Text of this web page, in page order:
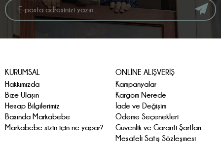
KURUMSAL
Hakkımızda
Bize Ulaşın
Hesap Bilgilerimiz
Basında Markabebe
Markabebe sizin için ne yapar?
ONLİNE ALIŞVERİŞ
Kampanyalar
Kargom Nerede
İade ve Değişim
Ödeme Seçenekleri
Güvenlik ve Garanti Şartları
Mesafeli Satış Sözleşmesi